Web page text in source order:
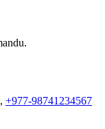
, +977-98741234567